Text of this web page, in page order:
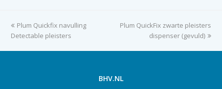
previous
post:
Plum Quickfix navulling
Detectable pleisters
next
Plum QuickFix zwarte pleisters
dispenser (gevuld)
BHV.NL